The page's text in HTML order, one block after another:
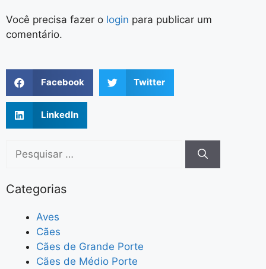
Você precisa fazer o login para publicar um
comentário.
Facebook Twitter
LinkedIn
Categorias
Aves
Cães
Cães de Grande Porte
Cães de Médio Porte